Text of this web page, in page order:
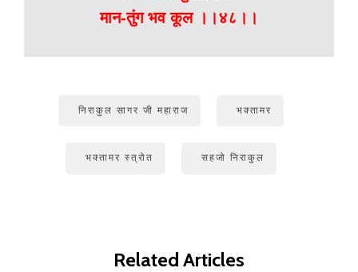
मान-तुंग भव कूल ।।४८।।
निराकुल सागर जी महाराज भक्तामर
भक्तामर स्त्रोत सहजो निराकुल
Related Articles